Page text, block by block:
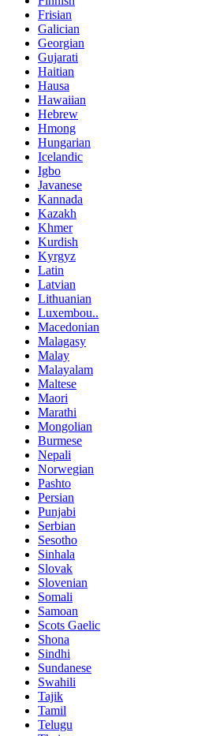
Frisian
Galician
Georgian
Gujarati
Haitian
Hausa
Hawaiian
Hebrew
Hmong
Hungarian
Icelandic
Igbo
Javanese
Kannada
Kazakh
Khmer
Kurdish
Kyrgyz
Latin
Latvian
Lithuanian
Luxembou..
Macedonian
Malagasy
Malay
Malayalam
Maltese
Maori
Marathi
Mongolian
Burmese
Nepali
Norwegian
Pashto
Persian
Punjabi
Serbian
Sesotho
Sinhala
Slovak
Slovenian
Somali
Samoan
Scots Gaelic
Shona
Sindhi
Sundanese
Swahili
Tajik
Tamil
Telugu